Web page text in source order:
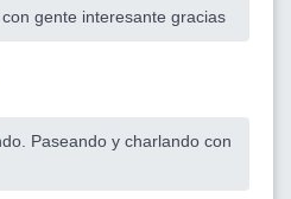
gente interesante gracias
Paseando y charlando con